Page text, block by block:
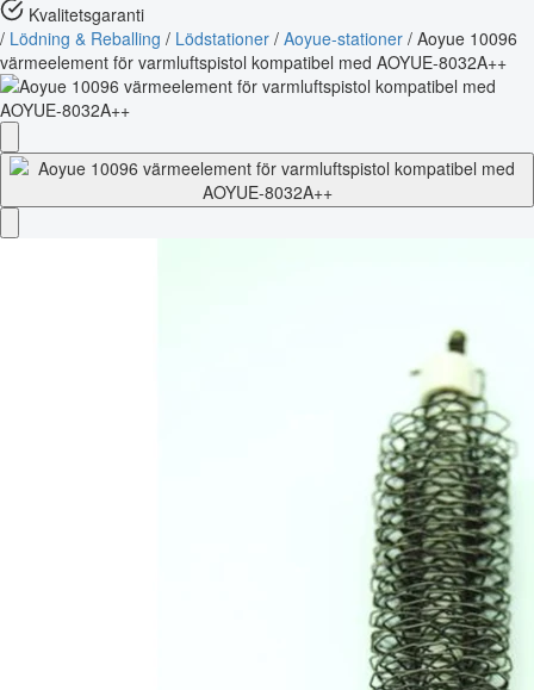
Kvalitetsgaranti
/ Lödning & Reballing / Lödstationer / Aoyue-stationer / Aoyue 10096
värmeelement för varmluftspistol kompatibel med AOYUE-8032A++